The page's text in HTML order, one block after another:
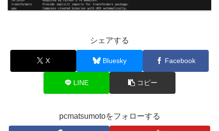
シェアする
X Bluesky Facebook
LINE コピー
pcmatsumotoをフォローする